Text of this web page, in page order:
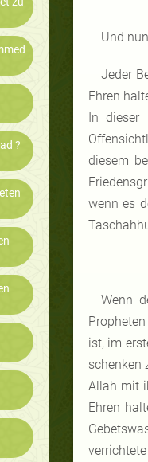
?
Und
Jeder
Ehren
In dieser
diesem
wenn es
Wenn
ist, im
schenken
Allah mit
Ehren